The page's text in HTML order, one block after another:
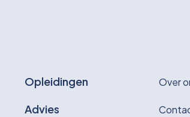
Opleidingen
Advies
Over